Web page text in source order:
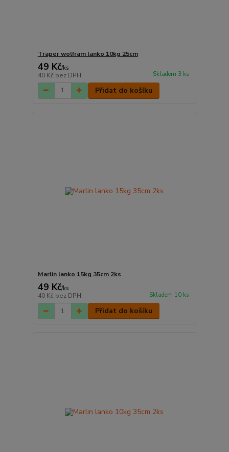
Traper wolfram lanko 10kg 25cm
49 Kč/ks
40 Kč bez DPH Skladem 3 ks
Přidat do košíku
Marlin lanko 15kg 35cm 2ks
49 Kč/ks
40 Kč bez DPH Skladem 10 ks
Přidat do košíku